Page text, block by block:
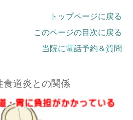
トップページに戻る
このページの目次に戻る
当院に電話予約＆質問
食道炎との関係